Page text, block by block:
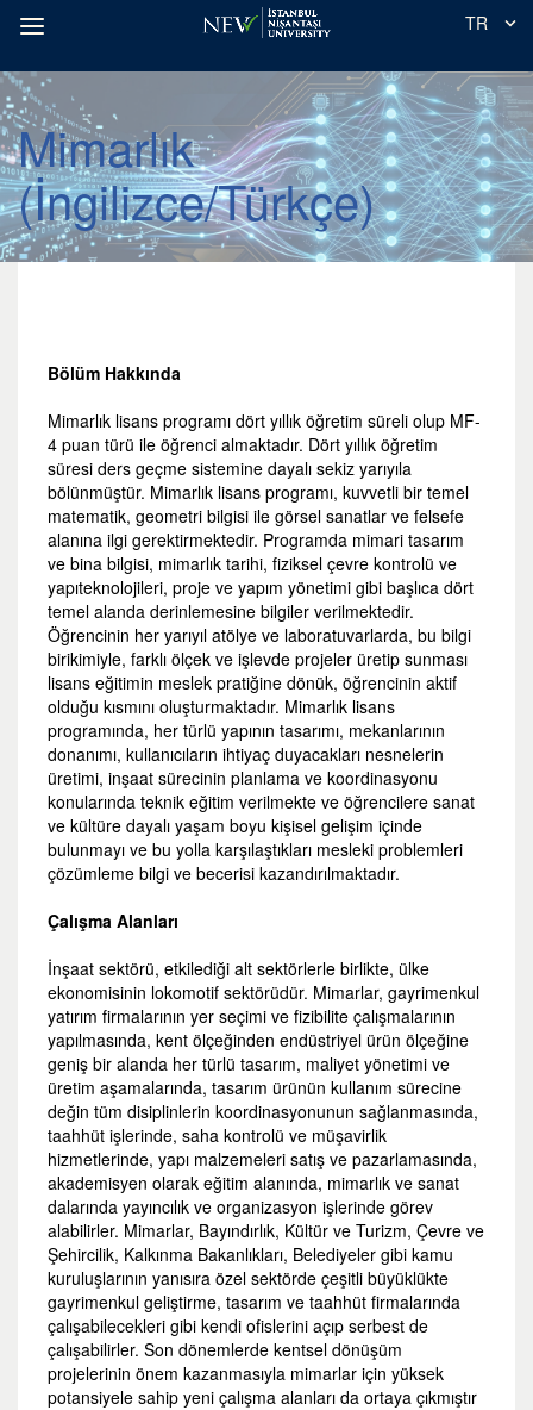
TR
Mimarlık
(İngilizce/Türkçe)
Bölüm Hakkında
Mimarlık lisans programı dört yıllık öğretim süreli olup MF-
4 puan türü ile öğrenci almaktadır. Dört yıllık öğretim
süresi ders geçme sistemine dayalı sekiz yarıyıla
bölünmüştür. Mimarlık lisans programı, kuvvetli bir temel
matematik, geometri bilgisi ile görsel sanatlar ve felsefe
alanına ilgi gerektirmektedir. Programda mimari tasarım
ve bina bilgisi, mimarlık tarihi, fiziksel çevre kontrolü ve
yapıteknolojileri, proje ve yapım yönetimi gibi başlıca dört
temel alanda derinlemesine bilgiler verilmektedir.
Öğrencinin her yarıyıl atölye ve laboratuvarlarda, bu bilgi
birikimiyle, farklı ölçek ve işlevde projeler üretip sunması
lisans eğitimin meslek pratiğine dönük, öğrencinin aktif
olduğu kısmını oluşturmaktadır. Mimarlık lisans
programında, her türlü yapının tasarımı, mekanlarının
donanımı, kullanıcıların ihtiyaç duyacakları nesnelerin
üretimi, inşaat sürecinin planlama ve koordinasyonu
konularında teknik eğitim verilmekte ve öğrencilere sanat
ve kültüre dayalı yaşam boyu kişisel gelişim içinde
bulunmayı ve bu yolla karşılaştıkları mesleki problemleri
çözümleme bilgi ve becerisi kazandırılmaktadır.
Çalışma Alanları
İnşaat sektörü, etkilediği alt sektörlerle birlikte, ülke
ekonomisinin lokomotif sektörüdür. Mimarlar, gayrimenkul
yatırım firmalarının yer seçimi ve fizibilite çalışmalarının
yapılmasında, kent ölçeğinden endüstriyel ürün ölçeğine
geniş bir alanda her türlü tasarım, maliyet yönetimi ve
üretim aşamalarında, tasarım ürünün kullanım sürecine
değin tüm disiplinlerin koordinasyonunun sağlanmasında,
taahhüt işlerinde, saha kontrolü ve müşavirlik
hizmetlerinde, yapı malzemeleri satış ve pazarlamasında,
akademisyen olarak eğitim alanında, mimarlık ve sanat
dalarında yayıncılık ve organizasyon işlerinde görev
alabilirler. Mimarlar, Bayındırlık, Kültür ve Turizm, Çevre ve
Şehircilik, Kalkınma Bakanlıkları, Belediyeler gibi kamu
kuruluşlarının yanısıra özel sektörde çeşitli büyüklükte
gayrimenkul geliştirme, tasarım ve taahhüt firmalarında
çalışabilecekleri gibi kendi ofislerini açıp serbest de
çalışabilirler. Son dönemlerde kentsel dönüşüm
projelerinin önem kazanmasıyla mimarlar için yüksek
potansiyele sahip yeni çalışma alanları da ortaya çıkmıştır